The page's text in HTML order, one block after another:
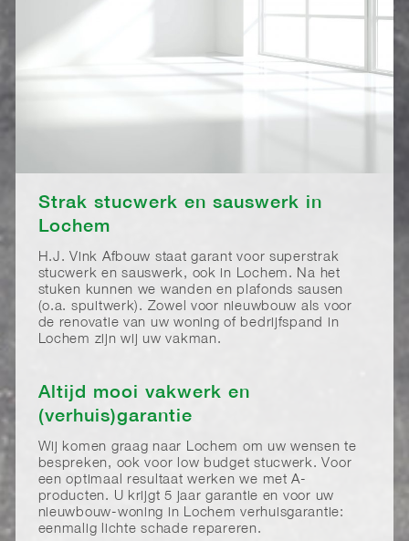
Strak stucwerk en sauswerk in
Lochem
H.J. Vink Afbouw staat garant voor superstrak
stucwerk en sauswerk, ook in Lochem. Na het
stuken kunnen we wanden en plafonds sausen
(o.a. spuitwerk). Zowel voor nieuwbouw als voor
de renovatie van uw woning of bedrijfspand in
Lochem zijn wij uw vakman.
Altijd mooi vakwerk en
(verhuis)garantie
Wij komen graag naar Lochem om uw wensen te
bespreken, ook voor low budget stucwerk. Voor
een optimaal resultaat werken we met A-
producten. U krijgt 5 jaar garantie en voor uw
nieuwbouw-woning in Lochem verhuisgarantie:
eenmalig lichte schade repareren.